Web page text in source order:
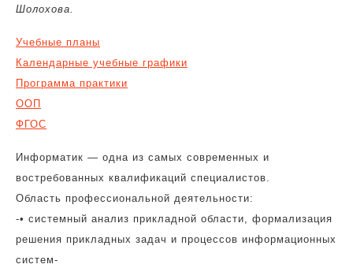
Шолохова.
Учебные планы
Календарные учебные графики
Программа практики
ООП
ФГОС
Информатик — одна из самых современных и
востребованных квалификаций специалистов.
Область профессиональной деятельности:
-• системный анализ прикладной области, формализация
решения прикладных задач и процессов информационных
систем-